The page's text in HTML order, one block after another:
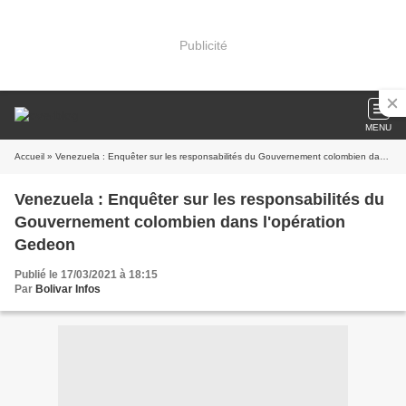
Publicité
MENU
Accueil » Venezuela : Enquêter sur les responsabilités du Gouvernement colombien dans l'opération Gedeon
Venezuela : Enquêter sur les responsabilités du
Gouvernement colombien dans l'opération
Gedeon
Publié le 17/03/2021 à 18:15
Par Bolivar Infos